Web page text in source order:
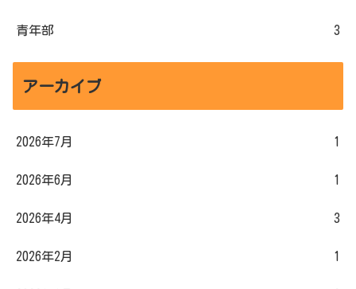
青年部 3
アーカイブ
2026年7月 1
2026年6月 1
2026年4月 3
2026年2月 1